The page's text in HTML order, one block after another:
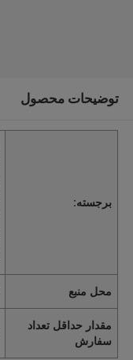
توضیحات محصول
برجسته:
محل منبع
مقدار حداقل تعداد
سفارش